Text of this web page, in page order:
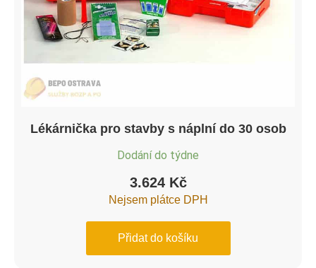
Lékárnička pro stavby s náplní do 30 osob
Dodání do týdne
3.624 Kč
Nejsem plátce DPH
Přidat do košíku